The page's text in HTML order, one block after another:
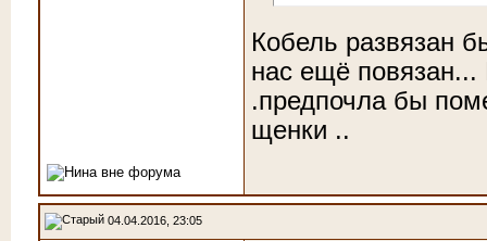
Кобель развязан
нас ещё повязан...
.предпочла бы
щенки ..
04.04.2016, 23:05